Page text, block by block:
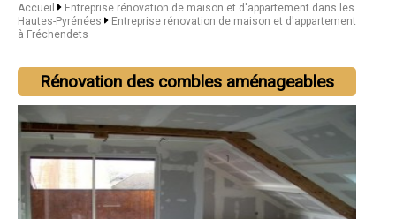
Accueil
Entreprise rénovation de maison et d'appartement dans les
Hautes-Pyrénées
Entreprise rénovation de maison et d'appartement
à Fréchendets
Rénovation des combles aménageables